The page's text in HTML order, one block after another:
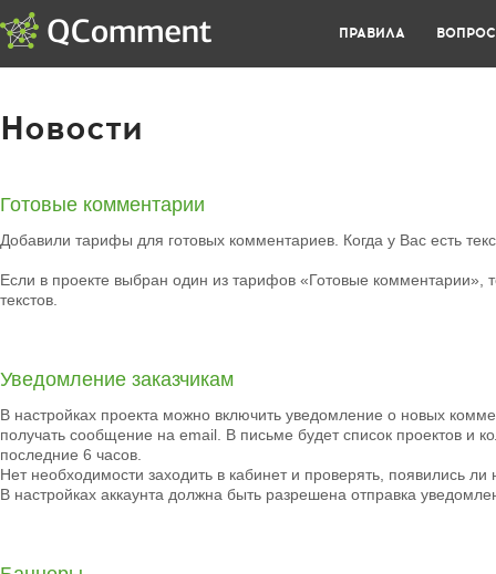
ПРАВИЛА
Новости
Готовые комментарии
Добавили тарифы для готовых комментариев. Когда у Вас есть
Если в проекте выбран один из тарифов «Готовые комментарии»,
текстов.
Уведомление заказчикам
В настройках проекта можно включить уведомление о новых
получать сообщение на email. В письме будет список проектов и
последние 6 часов.
Нет необходимости заходить в кабинет и проверять, появились
В настройках аккаунта должна быть разрешена отправка